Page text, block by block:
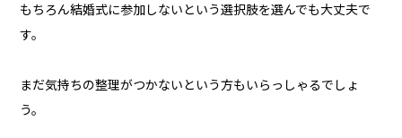
もちろん結婚式に参加しないという選択肢を選んでも大丈夫で
す。
まだ気持ちの整理がつかないという方もいらっしゃるでしょ
う。